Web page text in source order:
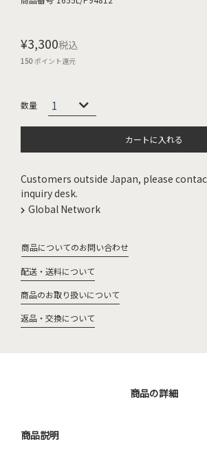
¥3,300税込
150ポイント還元
カートに入れる
Customers outside Japan, please
inquiry desk.
Global Network
商品についてのお問い合わせ
配送・送料について
商品のお取り扱いについて
返品・交換について
商品の詳細
商品説明